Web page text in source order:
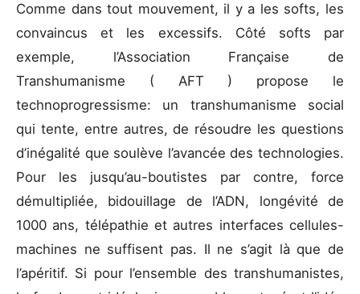
Comme dans tout mouvement, il y a les softs, les
convaincus et les excessifs. Côté softs par
exemple, l’Association Française de
Transhumanisme ( AFT ) propose le
technoprogressisme: un transhumanisme social
qui tente, entre autres, de résoudre les questions
d’inégalité que soulève l’avancée des technologies.
Pour les jusqu’au-boutistes par contre, force
démultipliée, bidouillage de l’ADN, longévité de
1000 ans, télépathie et autres interfaces cellules-
machines ne suffisent pas. Il ne s’agit là que de
l’apéritif. Si pour l’ensemble des transhumanistes,